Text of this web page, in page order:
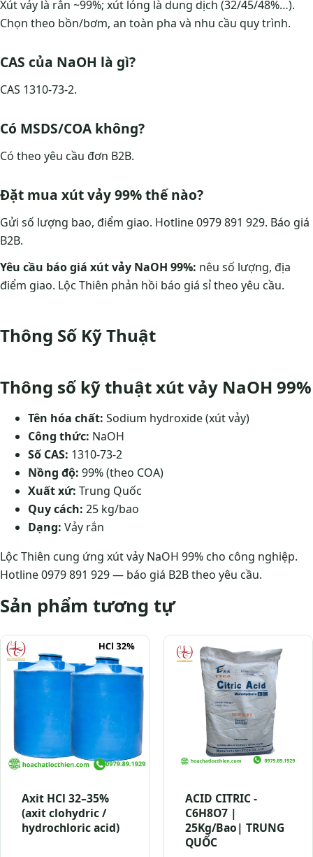
Xút vảy là rắn ~99%; xút lỏng là dung dịch (32/45/48%…).
Chọn theo bồn/bơm, an toàn pha và nhu cầu quy trình.
CAS của NaOH là gì?
CAS 1310-73-2.
Có MSDS/COA không?
Có theo yêu cầu đơn B2B.
Đặt mua xút vảy 99% thế nào?
Gửi số lượng bao, điểm giao. Hotline 0979 891 929. Báo giá
B2B.
Yêu cầu báo giá xút vảy NaOH 99%: nêu số lượng, địa
điểm giao. Lộc Thiên phản hồi báo giá sỉ theo yêu cầu.
Thông Số Kỹ Thuật
Thông số kỹ thuật xút vảy NaOH 99%
Tên hóa chất: Sodium hydroxide (xút vảy)
Công thức: NaOH
Số CAS: 1310-73-2
Nồng độ: 99% (theo COA)
Xuất xứ: Trung Quốc
Quy cách: 25 kg/bao
Dạng: Vảy rắn
Lộc Thiên cung ứng xút vảy NaOH 99% cho công nghiệp.
Hotline 0979 891 929 — báo giá B2B theo yêu cầu.
Sản phẩm tương tự
Axit HCl 32–35%
(axit clohydric /
hydrochloric acid)
ACID CITRIC -
C6H8O7 |
25Kg/Bao| TRUNG
QUỐC